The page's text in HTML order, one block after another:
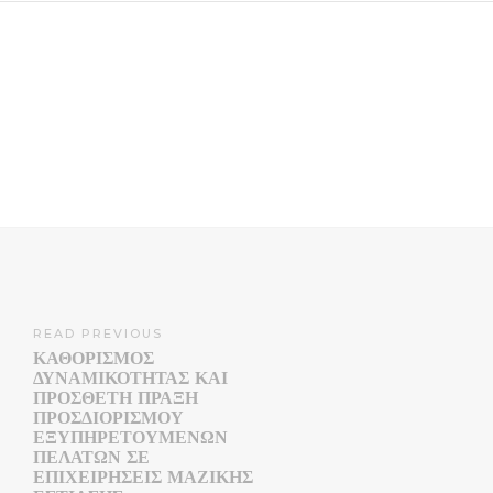
READ PREVIOUS
ΚΑΘΟΡΙΣΜΌΣ
ΔΥΝΑΜΙΚΌΤΗΤΑΣ ΚΑΙ
ΠΡΌΣΘΕΤΗ ΠΡΆΞΗ
ΠΡΟΣΔΙΟΡΙΣΜΟΎ
ΕΞΥΠΗΡΕΤΟΎΜΕΝΩΝ
ΠΕΛΑΤΏΝ ΣΕ
ΕΠΙΧΕΙΡΉΣΕΙΣ ΜΑΖΙΚΉΣ